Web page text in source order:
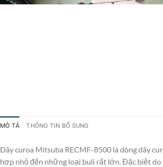
MÔ TẢ THÔNG TIN BỔ SUNG
Dây curoa Mitsuba RECMF-8500 là dòng dây
hợp nhỏ đến những loại buli rất lớn. Đặc biệt